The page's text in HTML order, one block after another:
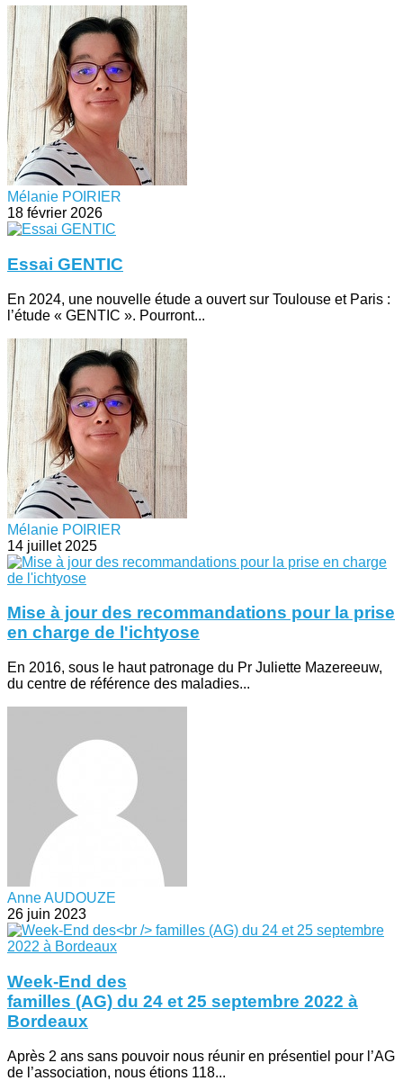
Mélanie POIRIER
18 février 2026
Essai GENTIC
En 2024, une nouvelle étude a ouvert sur Toulouse et Paris :
l’étude « GENTIC ». Pourront...
Mélanie POIRIER
14 juillet 2025
Mise à jour des recommandations pour la prise
en charge de l'ichtyose
En 2016, sous le haut patronage du Pr Juliette Mazereeuw,
du centre de référence des maladies...
Anne AUDOUZE
26 juin 2023
Week-End des
familles (AG) du 24 et 25 septembre 2022 à
Bordeaux
Après 2 ans sans pouvoir nous réunir en présentiel pour l’AG
de l’association, nous étions 118...